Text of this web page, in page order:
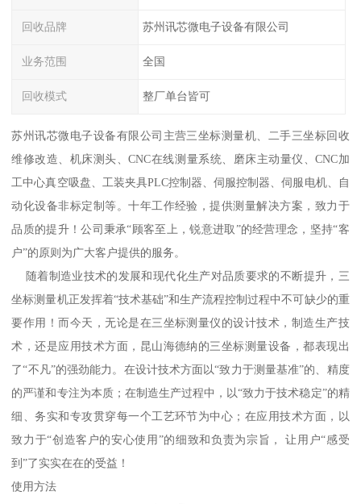
回收品牌 苏州讯芯微电子设备有限公司
业务范围 全国
回收模式 整厂单台皆可
苏州讯芯微电子设备有限公司主营三坐标测量机、二手三坐标回收
维修改造、机床测头、CNC在线测量系统、磨床主动量仪、CNC加
工中心真空吸盘、工装夹具PLC控制器、伺服控制器、伺服电机、自
动化设备非标定制等。十年工作经验，提供测量解决方案，致力于
品质的提升！公司秉承“顾客至上，锐意进取”的经营理念，坚持“客
户”的原则为广大客户提供的服务。
随着制造业技术的发展和现代化生产对品质要求的不断提升，三
坐标测量机正发挥着“技术基础”和生产流程控制过程中不可缺少的重
要作用！而今天，无论是在三坐标测量仪的设计技术，制造生产技
术，还是应用技术方面，昆山海德纳的三坐标测量设备，都表现出
了“不凡”的强劲能力。在设计技术方面以“致力于测量基准”的、精度
的严谨和专注为本质；在制造生产过程中，以“致力于技术稳定”的精
细、务实和专攻贯穿每一个工艺环节为中心；在应用技术方面，以
致力于“创造客户的安心使用”的细致和负责为宗旨， 让用户“感受
到”了实实在在的受益！
使用方法